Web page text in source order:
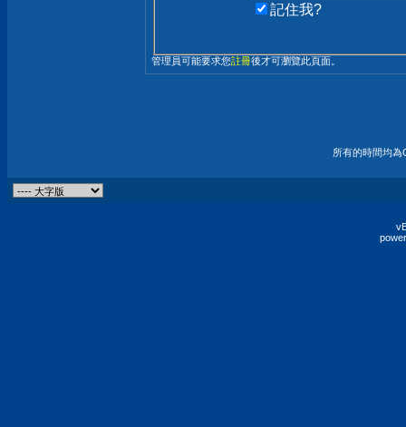
記住我?
管理員可能要求您註冊後才可瀏覽此頁面。
所有的時間均為